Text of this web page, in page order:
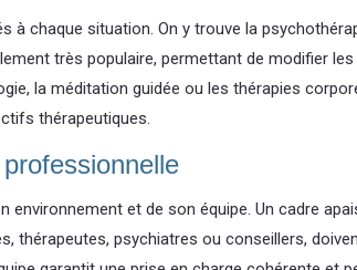
chaque situation. On y trouve la
très populaire, permettant de modifier
la méditation guidée ou les thérapies
thérapeutiques.
professionnelle
environnement et de son équipe. Un cadre
thérapeutes, psychiatres ou conseillers,